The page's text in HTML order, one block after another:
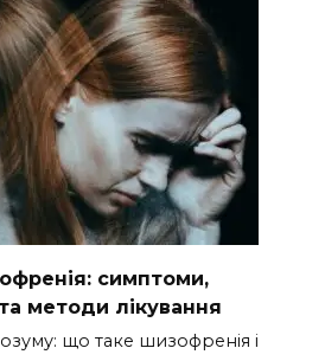
симптоми,
методи лікування
що таке шизофренія і